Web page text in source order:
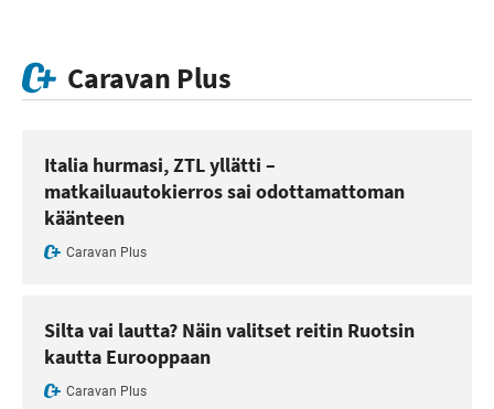
Caravan Plus
Italia hurmasi, ZTL yllätti –
matkailuautokierros sai odottamattoman
käänteen
Caravan Plus
Silta vai lautta? Näin valitset reitin Ruotsin
kautta Eurooppaan
Caravan Plus